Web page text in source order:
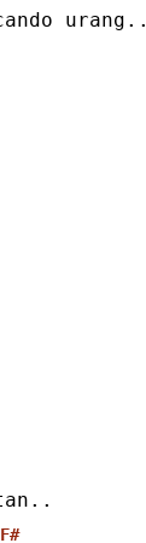
urang..
F#